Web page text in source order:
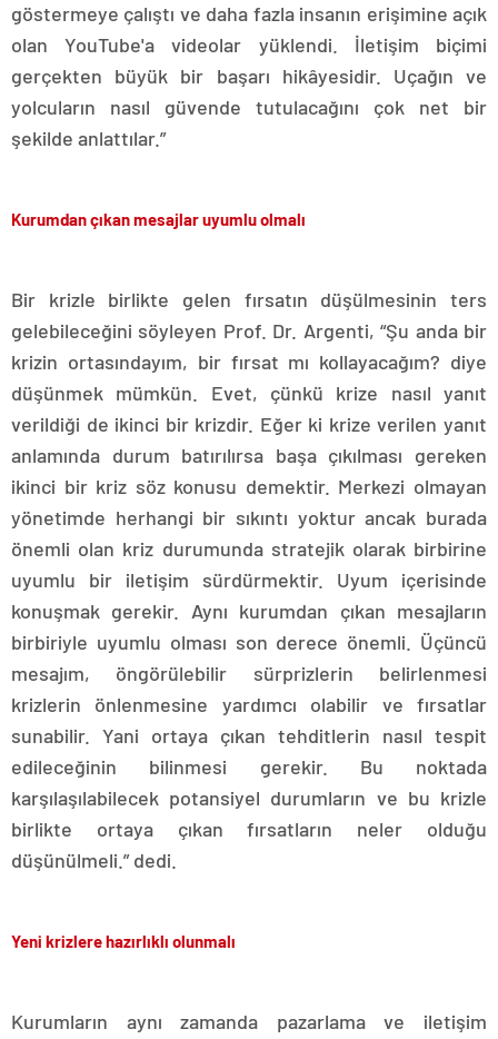
göstermeye çalıştı ve daha fazla insanın erişimine açık
olan YouTube'a videolar yüklendi. İletişim biçimi
gerçekten büyük bir başarı hikâyesidir. Uçağın ve
yolcuların nasıl güvende tutulacağını çok net bir
şekilde anlattılar.”
Kurumdan çıkan mesajlar uyumlu olmalı
Bir krizle birlikte gelen fırsatın düşülmesinin ters
gelebileceğini söyleyen Prof. Dr. Argenti, “Şu anda bir
krizin ortasındayım, bir fırsat mı kollayacağım? diye
düşünmek mümkün. Evet, çünkü krize nasıl yanıt
verildiği de ikinci bir krizdir. Eğer ki krize verilen yanıt
anlamında durum batırılırsa başa çıkılması gereken
ikinci bir kriz söz konusu demektir. Merkezi olmayan
yönetimde herhangi bir sıkıntı yoktur ancak burada
önemli olan kriz durumunda stratejik olarak birbirine
uyumlu bir iletişim sürdürmektir. Uyum içerisinde
konuşmak gerekir. Aynı kurumdan çıkan mesajların
birbiriyle uyumlu olması son derece önemli. Üçüncü
mesajım, öngörülebilir sürprizlerin belirlenmesi
krizlerin önlenmesine yardımcı olabilir ve fırsatlar
sunabilir. Yani ortaya çıkan tehditlerin nasıl tespit
edileceğinin bilinmesi gerekir. Bu noktada
karşılaşılabilecek potansiyel durumların ve bu krizle
birlikte ortaya çıkan fırsatların neler olduğu
düşünülmeli.” dedi.
Yeni krizlere hazırlıklı olunmalı
Kurumların aynı zamanda pazarlama ve iletişim